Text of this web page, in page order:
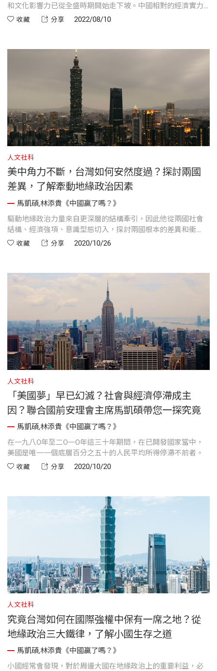
和文化影響力已從全盛時期開始走下坡。中國相對的經濟實力
則遠大於前蘇聯的實力。
收藏 分享 2022/08/10
人文社科
美中角力不斷，台灣如何安然度過？探討兩國
差異，了解牽動地緣政治因素
馬凱碩,林添貴《中國贏了嗎？》
驅動地緣政治力量來自更深層的結構牽引，因此他從兩國社會
結構、經濟強項、意識型態切入，探討兩國根本的差異和衝
突。收藏 分享 2020/10/26
人文社科
「美國夢」早已幻滅？社會與經濟停滯成主
因？聯合國前安理會主席馬凱碩帶您一探究竟
馬凱碩,林添貴《中國贏了嗎？》
在一九八O年至二O一O年這三十年期間，在已開發國家當中，
美國是唯一一個底層百分之五十的人民平均所得停滯不前者。
收藏 分享 2020/10/20
人文社科
究竟台灣如何在國際強權中保有一席之地？從
地緣政治三大鐵律，了解小國生存之道
馬凱碩,林添貴《中國贏了嗎？》
小國經常會發現，對於周邊大國在地緣政治上的重要利益，必